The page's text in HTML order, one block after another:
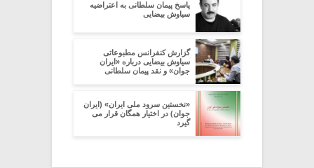
پاسخ پیمان سلطانی به اعتراضیه
سیاوش بیضایی
گزارش کنفرانس مطبوعاتی
سیاوش بیضایی درباره «ایران
جوان» و نقد پیمان سلطانی
«نخستین سرود ملی ایران» (ایران
جوان) در اختیار همگان قرار می
گیرد